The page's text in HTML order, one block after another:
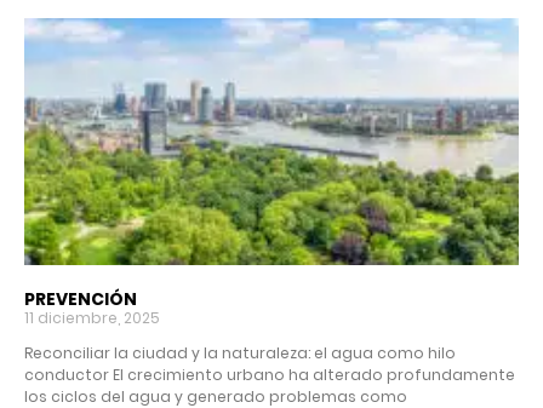
PREVENCIÓN
11 diciembre, 2025
Reconciliar la ciudad y la naturaleza: el agua como hilo
conductor El crecimiento urbano ha alterado profundamente
los ciclos del agua y generado problemas como